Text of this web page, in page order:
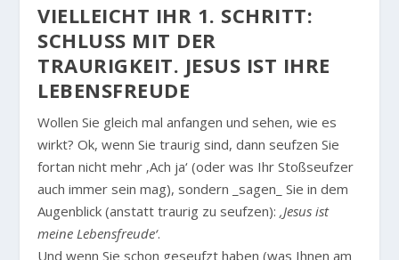
VIELLEICHT IHR 1. SCHRITT:
SCHLUSS MIT DER T
RAURIGKEIT. JESUS IST IHRE L
EBENSFREUDE
Wollen Sie gleich mal anfangen und sehen, wie es
wirkt? Ok, wenn Sie traurig sind, dann seufzen Sie
fortan nicht mehr ‚Ach ja‘ (oder was Ihr Stoßseufzer
auch immer sein mag), sondern _sagen_ Sie in dem
Augenblick (anstatt traurig zu seufzen):‚Jesus ist
meine Lebensfreude‘.
Und wenn Sie schon geseufzt haben (was Ihnen am